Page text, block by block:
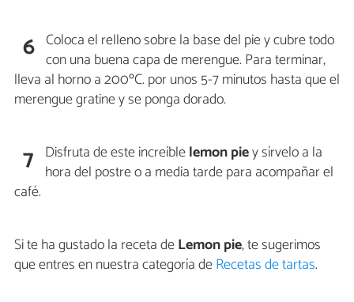
6 Coloca el relleno sobre la base del pie y cubre todo
con una buena capa de merengue. Para terminar,
lleva al horno a 200ºC. por unos 5-7 minutos hasta que el
merengue gratine y se ponga dorado.
7 Disfruta de este increíblelemon piey sírvelo a la
hora del postre o a media tarde para acompañar el
café.
Si te ha gustado la receta deLemon pie, te sugerimos
que entres en nuestra categoría deRecetas de tartas.